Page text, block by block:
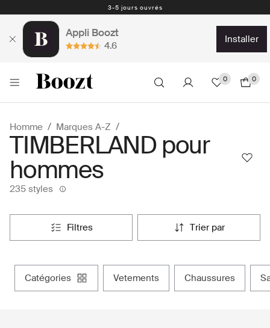
Retours faciles - 30 jours - Étiquette de retour prepayé
Appli Boozt
4.6
installer
0 0
Homme Marques A-Z
TIMBERLAND pour
hommes
235 styles
filtres trier par
catégories vetements chaussures